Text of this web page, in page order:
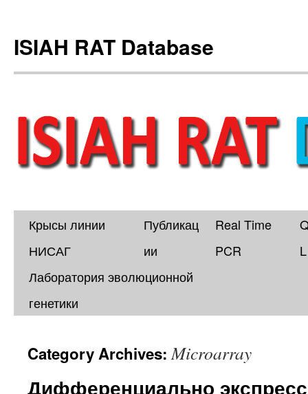
ISIAH RAT Database
Skip
content
Крысы линии
НИСАГ
Публикац
ии
Real Time
PCR
L
Лаборатория эволюционной
генетики
Category Archives:Microarray
Дифференциально